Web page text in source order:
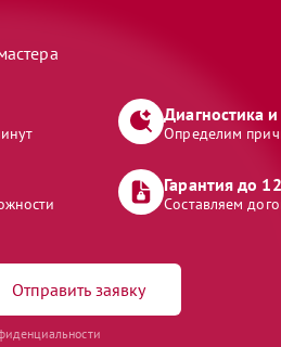
Диагностика
Определим
Гарантия до
Составляем
Отправить заявку